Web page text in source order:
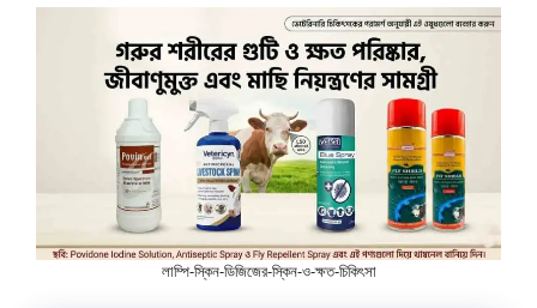
লাম্পি-স্কিন-ডিজিজের-স্কিন-ও-ক্ষত-চিকিৎসা